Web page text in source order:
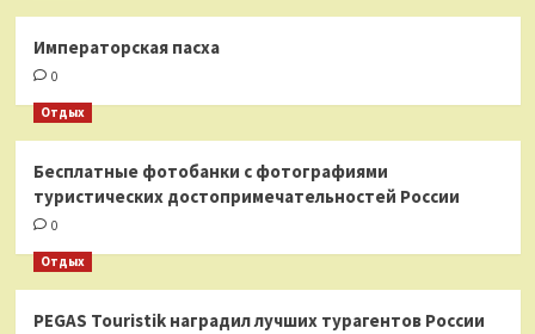
Императорская пасха
0
Отдых
Бесплатные фотобанки с фотографиями
туристических достопримечательностей России
0
Отдых
PEGAS Touristik наградил лучших турагентов России